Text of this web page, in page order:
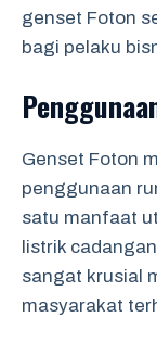
genset Foton
bagi pelaku
Genset Foton
penggunaan
satu manfaat
listrik
sangat krusial
masyarakat